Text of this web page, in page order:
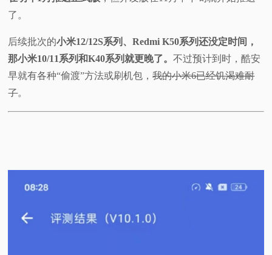
了。
后续批次的小米12/12S系列、Redmi K50系列还没定时间，
那小米10/11系列和K40系列就更晚了。不过预计到时，酷安
早就有各种“偷渡”方法或刷机包，我的小米6已经饥渴难耐
了。